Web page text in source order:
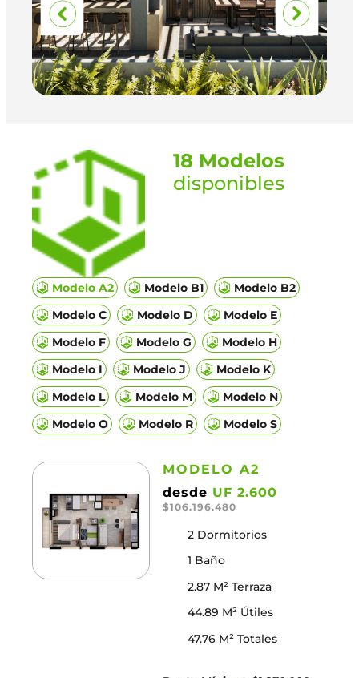
18 Modelos
disponibles
Modelo A2 Modelo B1
Modelo B2
Modelo C
Modelo D
Modelo E
Modelo F
Modelo G
Modelo H
Modelo I
Modelo J
Modelo K
Modelo L
Modelo M
Modelo N
Modelo O
Modelo R Modelo S
MODELO A2
desde UF 2.600
$106.196.480
2 Dormitorios
1 Baño
2.87 M² Terraza
44.89 M² Útiles
47.76 M² Totales